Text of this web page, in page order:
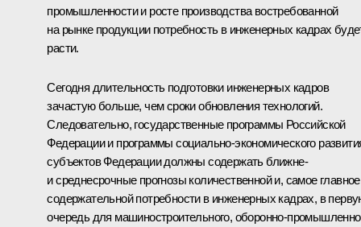
промышленности и росте производства востребованной
на рынке продукции потребность в инженерных кадрах
расти.
Сегодня длительность подготовки инженерных кадров
зачастую больше, чем сроки обновления технологий.
Следовательно, государственные программы Российской
Федерации и программы социально-экономического
субъектов Федерации должны содержать ближне-
и среднесрочные прогнозы количественной и, самое
содержательной потребности в инженерных кадрах, в
очередь для машиностроительного, оборонно-